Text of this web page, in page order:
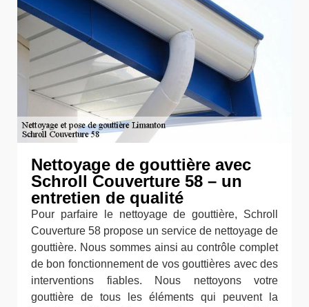
Nettoyage de gouttière avec
Schroll Couverture 58 – un
entretien de qualité
Pour parfaire le nettoyage de gouttière, Schroll
Couverture 58 propose un service de nettoyage de
gouttière. Nous sommes ainsi au contrôle complet
de bon fonctionnement de vos gouttières avec des
interventions fiables. Nous nettoyons votre
gouttière de tous les éléments qui peuvent la